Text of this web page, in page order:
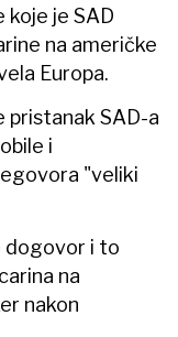
je SAD
na američke
Europa.
pristanak SAD-a
i
"veliki
dogovor i to
na
nakon